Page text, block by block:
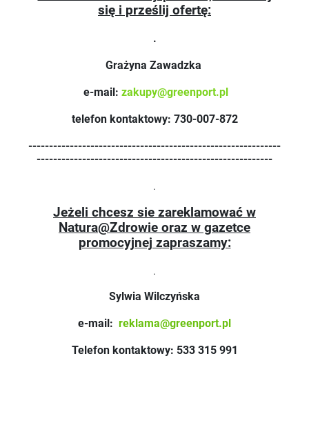
się i prześlij ofertę:
.
Grażyna Zawadzka
e-mail: zakupy@greenport.pl
telefon kontaktowy: 730-007-872
-------------------------------------------------------------
---------------------------------------------------------
.
Jeżeli chcesz sie zareklamować w
Natura@Zdrowie oraz w gazetce
promocyjnej zapraszamy:
.
Sylwia Wilczyńska
e-mail: reklama@greenport.pl
Telefon kontaktowy: 533 315 991